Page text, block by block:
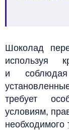
Шоколад
используя
и
требует
условиям,
необходимого